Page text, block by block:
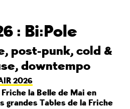
: Bi:Pole
post-punk, cold &
downtempo
2026
la Belle de Mai en
grandes Tables de la Friche